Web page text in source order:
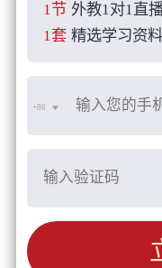
1节 外教1对1直
1套 精选学习资料
+86